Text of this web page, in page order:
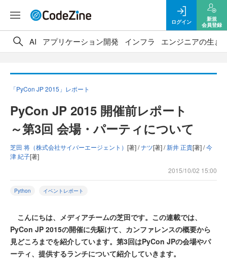
ログイン
新規
会員登録
AI アプリケーション開発 インフラ エンジニアの生き
「PyCon JP 2015」レポート
PyCon JP 2015 開催前レポート
～第3回 会場・パーティについて
芝田 将（株式会社サイバーエージェント） [著] /ナツ[著] /新井 正貴[著] /今
津 紀子[著]
2015/10/02 15:00
Python イベントレポート
こんにちは、メディアチームの芝田です。この連載では、
PyCon JP 2015の開催に先駆けて、カンファレンスの概要から
見どころまでを紹介しています。第3回はPyCon JPの会場やパ
ーティ、提供するランチについて紹介していきます。